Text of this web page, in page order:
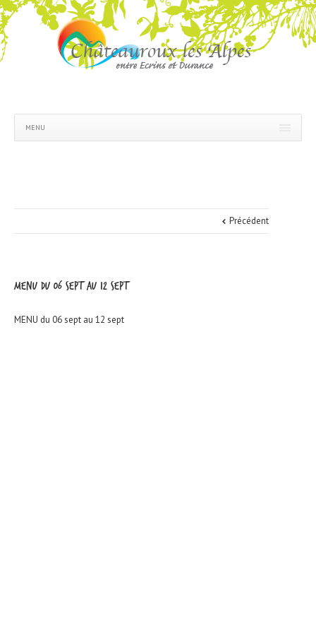
MENU
Précédent
MENU du 06 sept au 12 sept
MENU du 06 sept au 12 sept